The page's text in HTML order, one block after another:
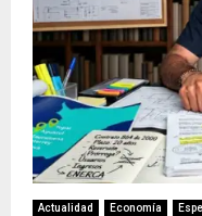
Actualidad Economía